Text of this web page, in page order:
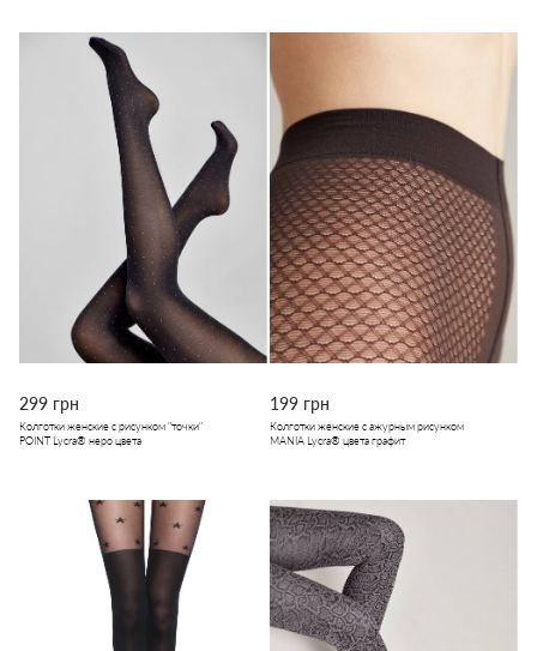
299 грн
Колготки женские с рисунком "точки"
POINT Lycra® неро цвета
199 грн
Колготки женские с ажурным рисунком
MANIA Lycra® цвета графит